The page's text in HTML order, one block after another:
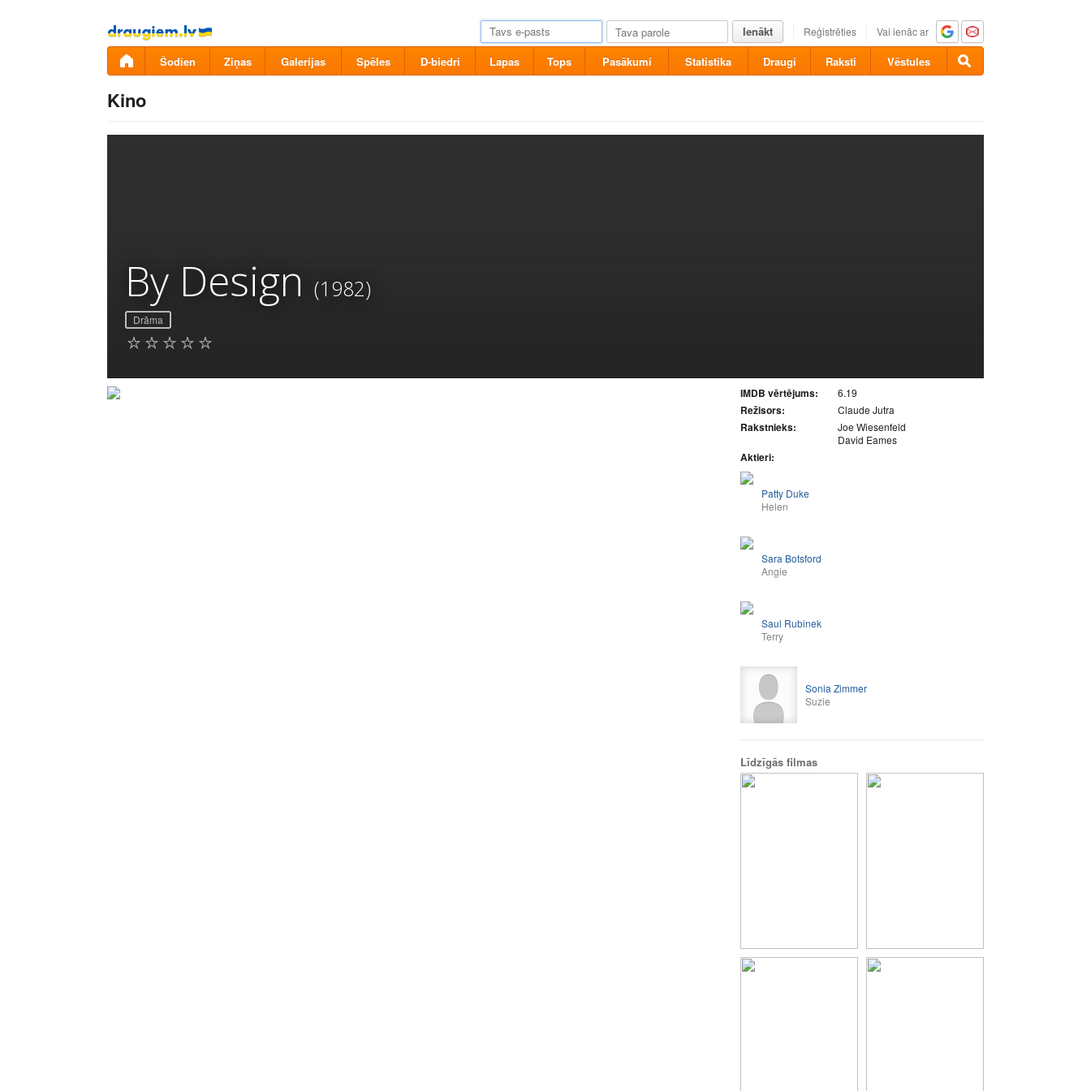
Pāriet
uz
saturu
Ienākt Reģistrēties Vai ienāc ar
Šodien Ziņas Galerijas Spēles D-biedri Lapas Tops Pasākumi Statistika Draugi Raksti Vēstules
Kino
By Design (1982)
Drāma
IMDB vērtējums: 6.19
Režisors: Claude Jutra
Rakstnieks:
Joe Wiesenfeld
David Eames
Aktieri:
Patty Duke
Helen
Sara Botsford
Angie
Saul Rubinek
Terry
Sonia Zimmer
Suzie
Līdzīgās filmas